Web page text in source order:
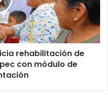
rehabilitación de
con módulo de